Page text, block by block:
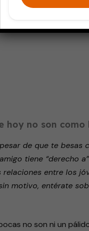
hoy no son como
de que te besas
tiene “derecho
entre los
motivo, entérate
no son ni un